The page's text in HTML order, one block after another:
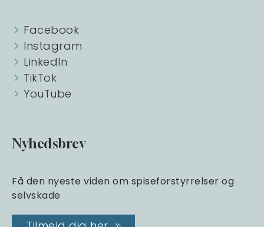
Facebook
Instagram
LinkedIn
TikTok
YouTube
Nyhedsbrev
Få den nyeste viden om spiseforstyrrelser og
selvskade